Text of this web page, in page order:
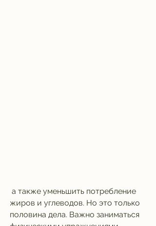
жиров и углеводов. Но это только
половина дела. Важно заниматься